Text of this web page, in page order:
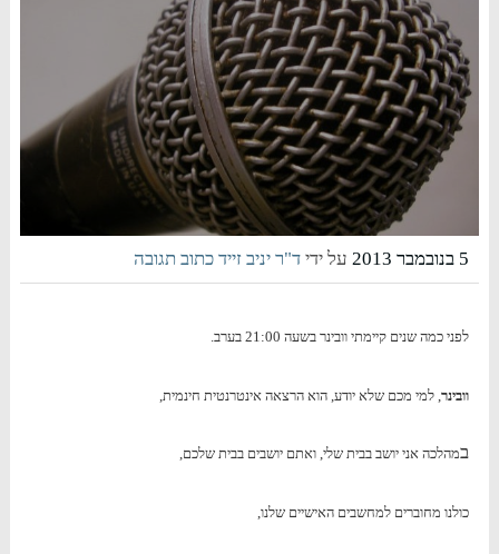
5 בנובמבר 2013 על ידיד"ר יניב זייד כתוב תגובה
לפני כמה שנים קיימתי וובינר בשעה 21:00 בערב.
וובינר , למי מכם שלא יודע, הוא הרצאה אינטרנטית חינמית,
במהלכה אני יושב בבית שלי, ואתם יושבים בבית שלכם,
כולנו מחוברים למחשבים האישיים שלנו,